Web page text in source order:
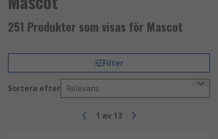
251 Produkter som visas för Mascot
Filter
Sortera efter Relevans
1 av 13